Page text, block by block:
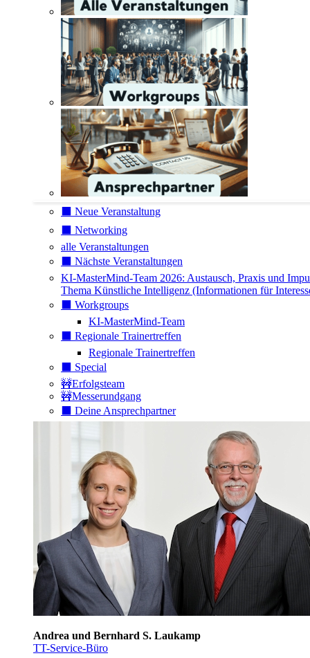
⬛️ Neue Veranstaltung
⬛️ Networking
alle Veranstaltungen
⬛️ Nächste Veranstaltungen
KI-MasterMind-Team 2026: Austausch, Praxis und
Thema Künstliche Intelligenz (Informationen für
⬛️ Workgroups
KI-MasterMind-Team
⬛️ Regionale Trainertreffen
Regionale Trainertreffen
⬛️ Special
🚧Erfolgsteam
🚧Messerundgang
⬛️ Deine Ansprechpartner
Andrea und Bernhard S. Laukamp
TT-Service-Büro